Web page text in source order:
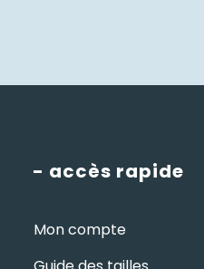
- accès rapide
Mon compte